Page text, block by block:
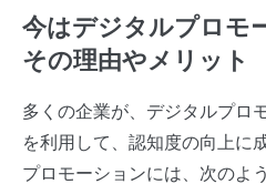
今はデジタルプロモ
その理由やメリット
多くの企業が、デジタルプロ
を利用して、認知度の向上に
プロモーションには、次のよ